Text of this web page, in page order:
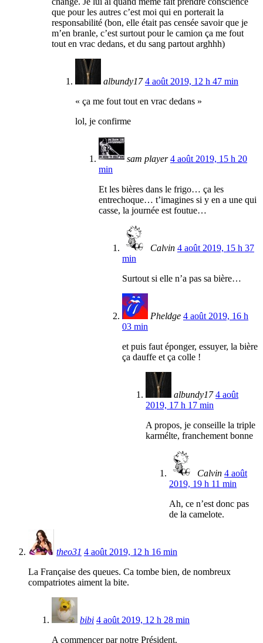
que pour les autres c’est moi qui en porterait la
responsabilité (bon, elle était pas censée savoir que je
m’en branle, c’est surtout pour le camion ça me fout
tout en vrac dedans, et du sang partout arghhh)
albundy17 4 août 2019, 12 h 47 min
« ça me fout tout en vrac dedans »
lol, je confirme
sam player 4 août 2019, 15 h 20
min
Et les bières dans le frigo… ça les
entrechoque… t’imagines si y en a une qui
casse, la journée est foutue…
Calvin 4 août 2019, 15 h 37
min
Surtout si elle n’a pas sa bière…
Pheldge 4 août 2019, 16 h
03 min
et puis faut éponger, essuyer, la bière
ça dauffe et ça colle !
albundy17 4 août
2019, 17 h 17 min
A propos, je conseille la triple
karmélte, franchement bonne
Calvin 4 août
2019, 19 h 11 min
Ah, ce n’est donc pas
de la camelote.
theo31 4 août 2019, 12 h 16 min
La Française des queues. Ca tombe bien, de nombreux
compatriotes aiment la bite.
bibi 4 août 2019, 12 h 28 min
A commencer par notre Président.